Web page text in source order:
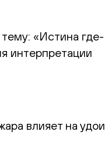
«Истина где-
интерпретации
влияет на удои